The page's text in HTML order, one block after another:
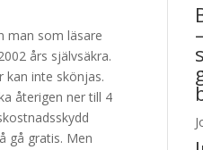
man som läsare
års självsäkra.
kan inte skönjas.
återigen ner till 4
gå gratis. Men